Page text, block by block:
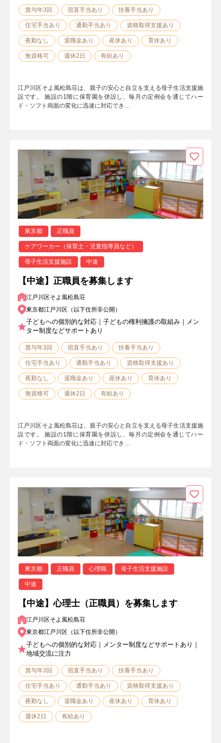
賞与年3回 宿直手当あり 扶養手当あり
住宅手当あり 通勤手当あり 資格取得支援あり
夜勤なし 退職金あり 産休あり 育休あり
無資格可 週休2日 有給あり
江戸川区そよ風松島荘は、親子の安心と自立を支える母子生活支援施
設です。 施設の1階に保育園を併設し、毎月の定例会を通じてハー
ド・ソフト両面の変化に迅速に対応でき…
東京都 正職員
ケアワーカー（保育士・児童指導員など）
母子生活支援施設 中途
【中途】正職員を募集します
江戸川区そよ風松島荘
東京都江戸川区（以下住所非公開）
子どもへの個別的な対応｜子どもの権利擁護の取組み｜メン
ター制度などサポートあり
賞与年3回 宿直手当あり 扶養手当あり
住宅手当あり 通勤手当あり 資格取得支援あり
夜勤なし 退職金あり 産休あり 育休あり
無資格可 週休2日 有給あり
江戸川区そよ風松島荘は、親子の安心と自立を支える母子生活支援施
設です。 施設の1階に保育園を併設し、毎月の定例会を通じてハー
ド・ソフト両面の変化に迅速に対応でき…
東京都 正職員 心理職 母子生活支援施設
中途
【中途】心理士（正職員）を募集します
江戸川区そよ風松島荘
東京都江戸川区（以下住所非公開）
子どもへの個別的な対応｜メンター制度などサポートあり｜
地域交流に注力
賞与年3回 宿直手当あり 扶養手当あり
住宅手当あり 通勤手当あり 資格取得支援あり
夜勤なし 退職金あり 産休あり 育休あり
週休2日 有給あり